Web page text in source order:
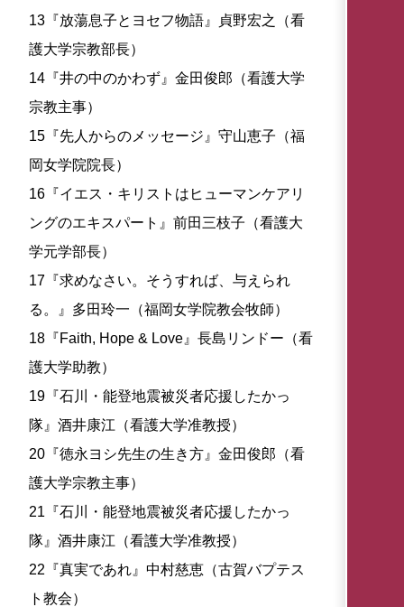
13『放蕩息子とヨセフ物語』貞野宏之（看
護大学宗教部長）
14『井の中のかわず』金田俊郎（看護大学
宗教主事）
15『先人からのメッセージ』守山恵子（福
岡女学院院長）
16『イエス・キリストはヒューマンケアリ
ングのエキスパート』前田三枝子（看護大
学元学部長）
17『求めなさい。そうすれば、与えられ
る。』多田玲一（福岡女学院教会牧師）
18『Faith, Hope & Love』長島リンドー（看
護大学助教）
19『石川・能登地震被災者応援したかっ
隊』酒井康江（看護大学准教授）
20『徳永ヨシ先生の生き方』金田俊郎（看
護大学宗教主事）
21『石川・能登地震被災者応援したかっ
隊』酒井康江（看護大学准教授）
22『真実であれ』中村慈恵（古賀バプテス
ト教会）